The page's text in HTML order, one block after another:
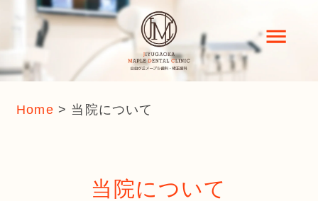
Home > 当院について
当院について